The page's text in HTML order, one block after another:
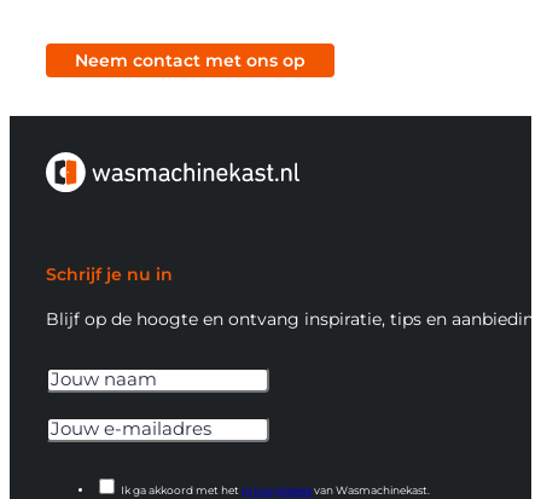
Neem contact met ons op
Schrijf je nu in
Blijf op de hoogte en ontvang inspiratie, tips en
Ik ga akkoord met het privacybeleidvan Wasmachinekast.